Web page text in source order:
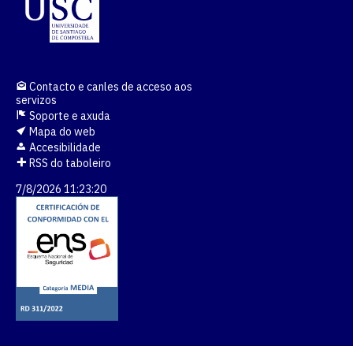
Contacto e canles de acceso aos
servizos
Soporte e axuda
Mapa do web
Accesibilidade
RSS do taboleiro
7/8/2026 11:23:20